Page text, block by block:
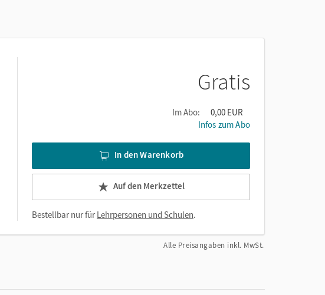
Gratis
Im Abo:
0,00 EUR
Infos zum Abo
In den Warenkorb
Auf den Merkzettel
Bestellbar nur fürLehrpersonen und Schulen.
Alle Preisangaben inkl. MwSt.